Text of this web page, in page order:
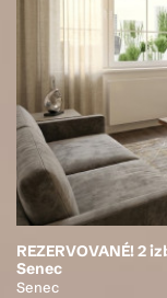
REZERVOVANÉ! 2
Senec
Senec